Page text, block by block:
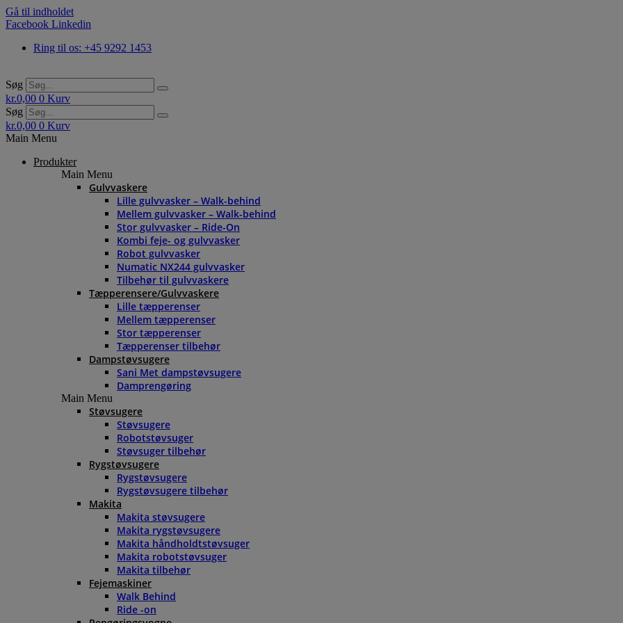
Gå til indholdet
Facebook Linkedin
Ring til os: +45 9292 1453
Søg
kr.0,00 0 Kurv
Søg
kr.0,00 0 Kurv
Main Menu
Produkter
Main Menu
Gulvvaskere
Lille gulvvasker – Walk-behind
Mellem gulvvasker – Walk-behind
Stor gulvvasker – Ride-On
Kombi feje- og gulvvasker
Robot gulvvasker
Numatic NX244 gulvvasker
Tilbehør til gulvvaskere
Tæpperensere/Gulvvaskere
Lille tæpperenser
Mellem tæpperenser
Stor tæpperenser
Tæpperenser tilbehør
Dampstøvsugere
Sani Met dampstøvsugere
Damprengøring
Main Menu
Støvsugere
Støvsugere
Robotstøvsuger
Støvsuger tilbehør
Rygstøvsugere
Rygstøvsugere
Rygstøvsugere tilbehør
Makita
Makita støvsugere
Makita rygstøvsugere
Makita håndholdtstøvsuger
Makita robotstøvsuger
Makita tilbehør
Fejemaskiner
Walk Behind
Ride -on